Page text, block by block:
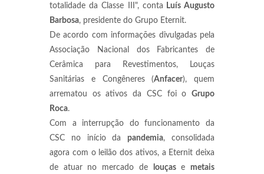
totalidade da Classe III", conta Luís Augusto
Barbosa, presidente do Grupo Eternit.
De acordo com informações divulgadas pela
Associação Nacional dos Fabricantes de
Cerâmica para Revestimentos, Louças
Sanitárias e Congêneres (Anfacer), quem
arrematou os ativos da CSC foi o Grupo
Roca.
Com a interrupção do funcionamento da
CSC no início dapandemia, consolidada
agora com o leilão dos ativos, a Eternit deixa
de atuar no mercado de
louçasemetais